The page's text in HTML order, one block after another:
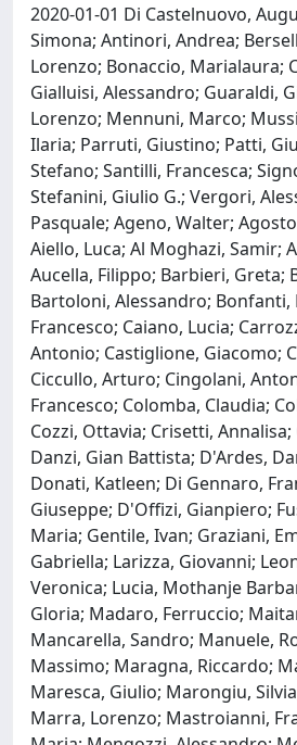
2020-01-01 Di Castelnuovo,
Simona; Antinori, Andrea;
Lorenzo; Bonaccio, Marialaura;
Gialluisi, Alessandro; Guaraldi,
Lorenzo; Mennuni, Marco;
Ilaria; Parruti, Giustino; Patti,
Stefano; Santilli, Francesca;
Stefanini, Giulio G.; Vergori,
Pasquale; Ageno, Walter;
Aiello, Luca; Al Moghazi, Samir;
Aucella, Filippo; Barbieri, Greta;
Bartoloni, Alessandro; Bonfanti,
Francesco; Caiano, Lucia;
Antonio; Castiglione, Giacomo;
Ciccullo, Arturo; Cingolani,
Francesco; Colomba, Claudia;
Cozzi, Ottavia; Crisetti,
Danzi, Gian Battista; D'Ardes,
Donati, Katleen; Di Gennaro,
Giuseppe; D'Offizi, Gianpiero;
Maria; Gentile, Ivan; Graziani,
Gabriella; Larizza, Giovanni;
Veronica; Lucia, Mothanje
Gloria; Madaro, Ferruccio;
Mancarella, Sandro; Manuele,
Massimo; Maragna, Riccardo;
Maresca, Giulio; Marongiu,
Marra, Lorenzo; Mastroianni,